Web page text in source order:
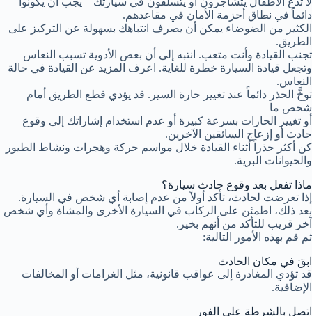
دائماً في نطاق أحزمة الأمان في مقاعدهم.
الكثير من الضوضاء يمكن أن يصرف انتباهك بسهولة عن التركيز على
الطريق.
تجنب القيادة وأنت متعب. انتبه إلى أن بعض الأدوية تسبب النعاس
وتجعل قيادة السيارة خطرة للغاية. اعرف المزيد عن القيادة في حالة
النعاس.
توخَّ الحذر دائماً عند تغيير حارة السير. قد يؤدي قطع الطريق أمام
شخص ما
أو تغيير الحارات بسرعة كبيرة أو عدم استخدام إشاراتك إلى وقوع
حادث أو إزعاج السائقين الآخرين.
كن أكثر حذراً أثناء القيادة خلال مواسم حركة وهجرات ونشاط الطيور
والحيوانات البرية.
ماذا تفعل بعد وقوع حادث سيارة؟
إذا تعرضت لحادث، تأكد أولاً من عدم إصابة أي شخص في السيارة.
بعد ذلك، اطمئن على الركاب في السيارة الأخرى والمشاة وأي شخص
آخر قريب للتأكد من أنهم بخير.
ثم قم بهذه الأمور التالية:
ابقَ في مكان الحادث
قد تؤدي المغادرة إلى عواقب قانونية، مثل الغرامات أو المخالفات
الإضافية.
اتصل بالشرطة على الفور